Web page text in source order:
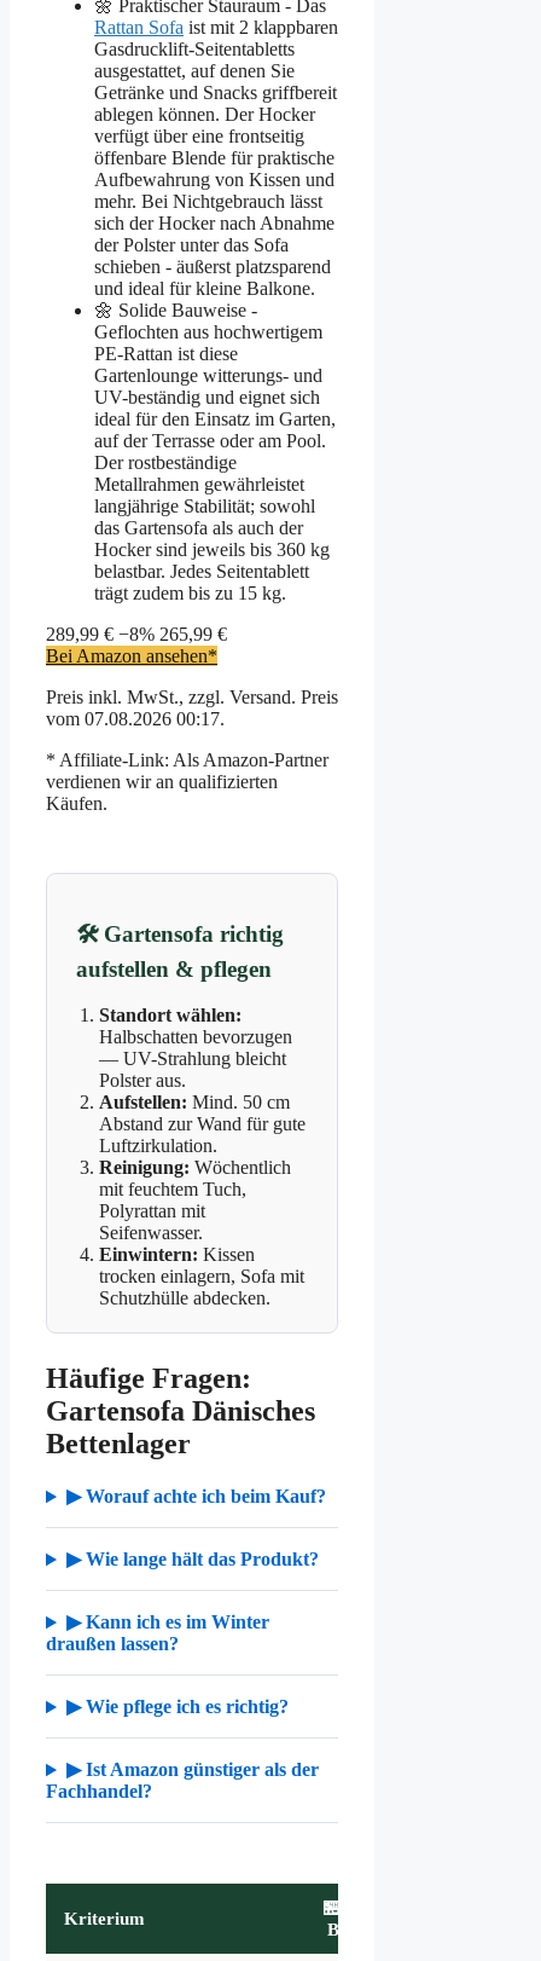
🌼 Praktischer Stauraum - Das
Rattan Sofa ist mit 2 klappbaren
Gasdrucklift-Seitentabletts
ausgestattet, auf denen Sie
Getränke und Snacks griffbereit
ablegen können. Der Hocker
verfügt über eine frontseitig
öffenbare Blende für praktische
Aufbewahrung von Kissen und
mehr. Bei Nichtgebrauch lässt
sich der Hocker nach Abnahme
der Polster unter das Sofa
schieben - äußerst platzsparend
und ideal für kleine Balkone.
🌼 Solide Bauweise -
Geflochten aus hochwertigem
PE-Rattan ist diese
Gartenlounge witterungs- und
UV-beständig und eignet sich
ideal für den Einsatz im Garten,
auf der Terrasse oder am Pool.
Der rostbeständige
Metallrahmen gewährleistet
langjährige Stabilität; sowohl
das Gartensofa als auch der
Hocker sind jeweils bis 360 kg
belastbar. Jedes Seitentablett
trägt zudem bis zu 15 kg.
289,99 € −8% 265,99 €
Bei Amazon ansehen*
Preis inkl. MwSt., zzgl. Versand. Preis
vom 07.08.2026 00:17.
* Affiliate-Link: Als Amazon-Partner
verdienen wir an qualifizierten
Käufen.
🛠️ Gartensofa richtig
aufstellen & pflegen
Standort wählen:
Halbschatten bevorzugen
— UV-Strahlung bleicht
Polster aus.
Aufstellen: Mind. 50 cm
Abstand zur Wand für gute
Luftzirkulation.
Reinigung: Wöchentlich
mit feuchtem Tuch,
Polyrattan mit
Seifenwasser.
Einwintern: Kissen
trocken einlagern, Sofa mit
Schutzhülle abdecken.
Häufige Fragen:
Gartensofa Dänisches
Bettenlager
▶ Worauf achte ich beim Kauf?
▶ Wie lange hält das Produkt?
▶ Kann ich es im Winter
draußen lassen?
▶ Wie pflege ich es richtig?
▶ Ist Amazon günstiger als der
Fachhandel?
Kriterium
🏪 Dänisches
Bettenlager